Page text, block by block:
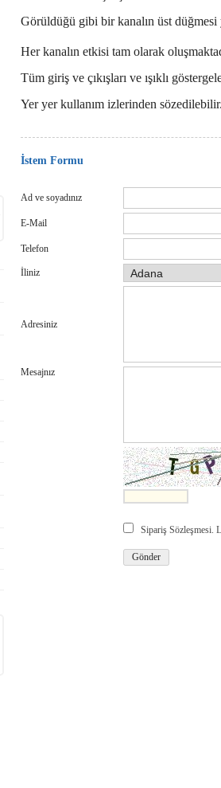
Görüldüğü gibi bir kanalın üst düğmesi
Her kanalın etkisi tam olarak
Tüm giriş ve çıkışları ve ışıklı
Yer yer kullanım izlerinden
İstem Formu
Ad ve soyadınız
E-Mail
Telefon
İliniz
Adresiniz
Mesajnız
Sipariş